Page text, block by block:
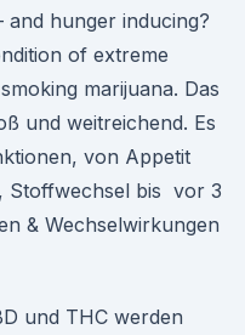
hunger inducing?
of extreme
marijuana. Das
und weitreichend. Es
von Appetit
Stoffwechsel bis vor 3
& Wechselwirkungen
und THC werden